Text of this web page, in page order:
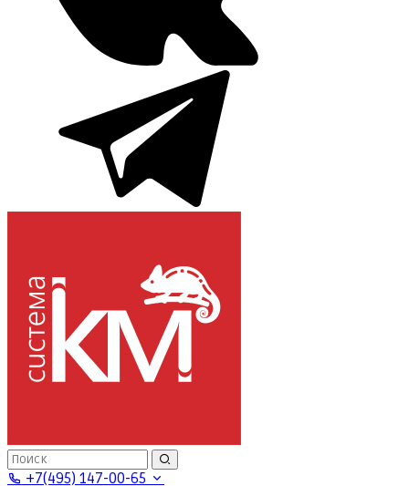
+7(495) 147-00-65